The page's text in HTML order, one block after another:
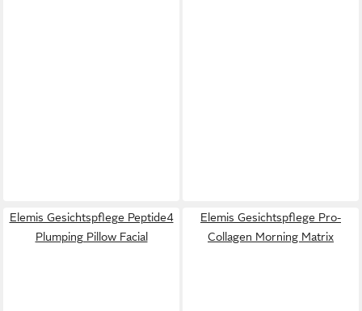
Elemis Gesichtspflege Peptide4
Plumping Pillow Facial
Elemis Gesichtspflege Pro-
Collagen Morning Matrix